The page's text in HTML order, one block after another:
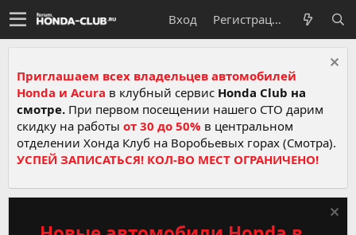
Вход Регистрация
Приглашаем всех владельцев автомобилей
Honda и Acura в клубный сервис Honda Club на
смотре. При первом посещении нашего СТО дарим
скидку на работы от 30 до 50% в центральном
отделении Хонда Клуб на Воробьевых горах (Смотра).
УСПЕЙ ЗАПИСАТЬСЯ! КОЛ-ВО МЕСТ ОГРАНИЧЕНО!